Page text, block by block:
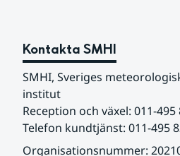
Kontakta SMHI
SMHI, Sveriges
institut
Reception och växel: 011-495
Telefon kundtjänst: 011-495
Organisationsnummer: